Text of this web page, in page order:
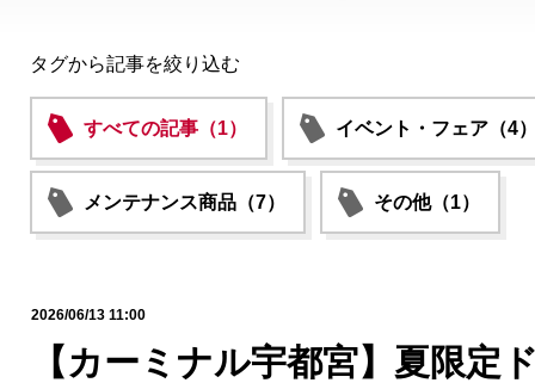
タグから記事を絞り込む
すべての記事（1） イベント・フェア（4
メンテナンス商品（7） その他（1）
2026/06/13 11:00
【カーミナル宇都宮】夏限定